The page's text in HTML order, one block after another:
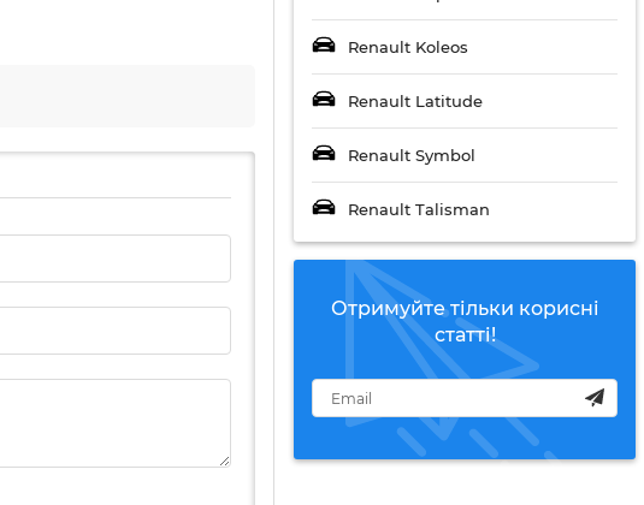
Renault Koleos
Renault Latitude
Renault Symbol
Renault Talisman
Отримуйте тільки корисні
статті!